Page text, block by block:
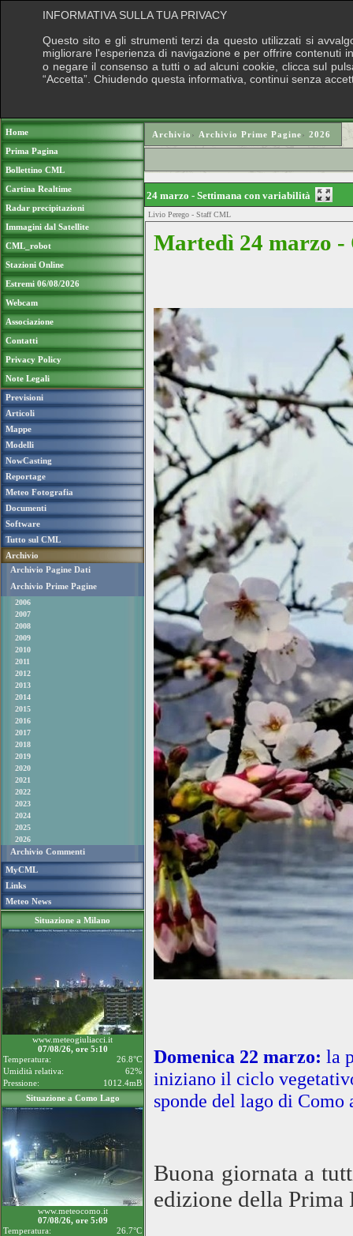
Home
Prima Pagina
Bollettino CML
Cartina Realtime
Radar precipitazioni
Immagini dal Satellite
CML_robot
Stazioni Online
Estremi 06/08/2026
Webcam
Associazione
Contatti
Privacy Policy
Note Legali
Previsioni
Articoli
Mappe
Modelli
NowCasting
Reportage
Meteo Fotografia
Documenti
Software
Tutto sul CML
Archivio
Archivio Pagine Dati
Archivio Prime Pagine
2006
2007
2008
2009
2010
2011
2012
2013
2014
2015
2016
2017
2018
2019
2020
2021
2022
2023
2024
2025
2026
Archivio Commenti
MyCML
Links
Meteo News
Situazione a Milano
www.meteogiuliacci.it
07/08/26, ore 5:10
Temperatura:
26.8°C
Umidità relativa:
62%
Pressione:
1012.4mB
Situazione a Como Lago
www.meteocomo.it
07/08/26, ore 5:09
Temperatura:
26.7°C
Archivio › Archivio Prime Pagine› 2026
24 marzo - Settimana con variabilità
Livio Perego - Staff CML
Martedì 24 marzo -
Domenica 22 marzo: la
iniziano il ciclo
sponde del lago di
Buona giornata a
edizione della Prima
INFORMATIVA SULLA TUA PRIVACY
Questo sito e gli strumenti terzi da questo utilizzati si
migliorare l'esperienza di navigazione e per offrire contenuti
o negare il consenso a tutti o ad alcuni cookie, clicca sul
“Accetta”. Chiudendo questa informativa, continui senza